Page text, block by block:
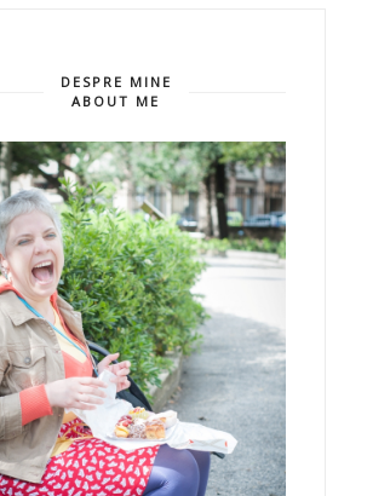
DESPRE MINE
ABOUT ME